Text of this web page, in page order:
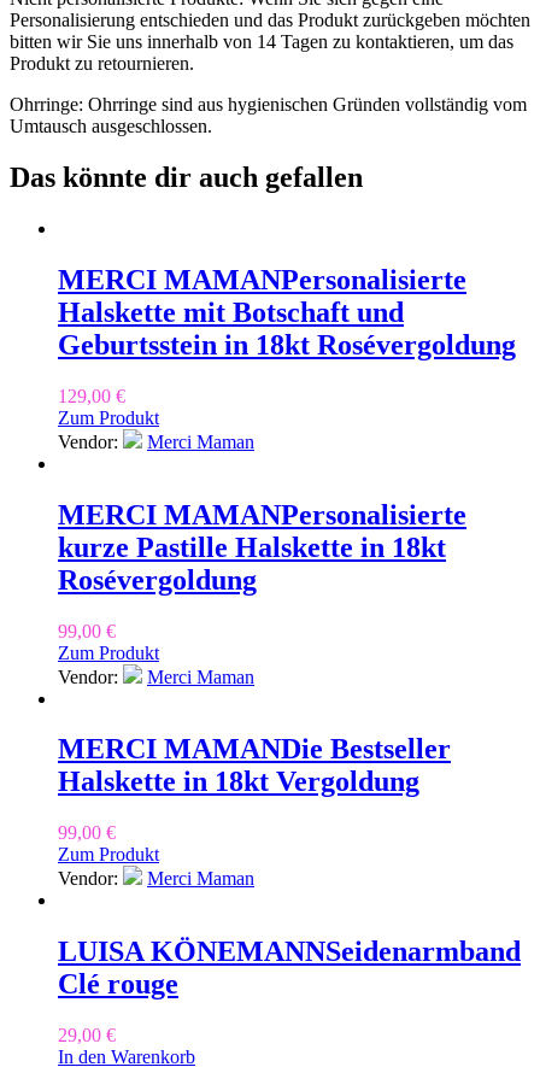
Personalisierung entschieden und das Produkt zurückgeben möchten
bitten wir Sie uns innerhalb von 14 Tagen zu kontaktieren, um das
Produkt zu retournieren.
Ohrringe: Ohrringe sind aus hygienischen Gründen vollständig vom
Umtausch ausgeschlossen.
Das könnte dir auch gefallen
MERCI MAMANPersonalisierte
Halskette mit Botschaft und
Geburtsstein in 18kt Rosévergoldung
129,00 €
Zum Produkt
Vendor:
Merci Maman
MERCI MAMANPersonalisierte
kurze Pastille Halskette in 18kt
Rosévergoldung
99,00 €
Zum Produkt
Vendor:
Merci Maman
MERCI MAMANDie Bestseller
Halskette in 18kt Vergoldung
99,00 €
Zum Produkt
Vendor:
Merci Maman
LUISA KÖNEMANNSeidenarmband
Clé rouge
29,00 €
In den Warenkorb